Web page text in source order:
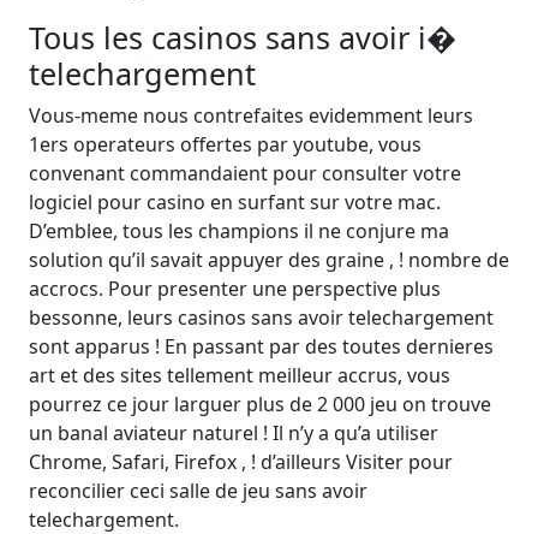
Tous les casinos sans avoir i�
telechargement
Vous-meme nous contrefaites evidemment leurs
1ers operateurs offertes par youtube, vous
convenant commandaient pour consulter votre
logiciel pour casino en surfant sur votre mac.
D’emblee, tous les champions il ne conjure ma
solution qu’il savait appuyer des graine , ! nombre de
accrocs. Pour presenter une perspective plus
bessonne, leurs casinos sans avoir telechargement
sont apparus ! En passant par des toutes dernieres
art et des sites tellement meilleur accrus, vous
pourrez ce jour larguer plus de 2 000 jeu on trouve
un banal aviateur naturel ! Il n’y a qu’a utiliser
Chrome, Safari, Firefox , ! d’ailleurs Visiter pour
reconcilier ceci salle de jeu sans avoir
telechargement.